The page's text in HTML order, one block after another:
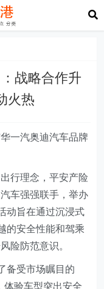
战略合作升
火热
一汽奥迪汽车品牌
行理念，平安产险
汽车强强联手 ，举办
动旨在通过沉浸式
的安全性能和驾乘
险防范意识。
备受市场瞩目的
体验车型突出安全